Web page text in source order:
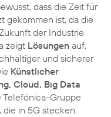
dass die Zeit für
gekommen ist, da die
der Industrie
zeigt Lösungen auf,
und sicherer
Künstlicher
Cloud, Big Data
Telefónica-Gruppe
in 5G stecken.